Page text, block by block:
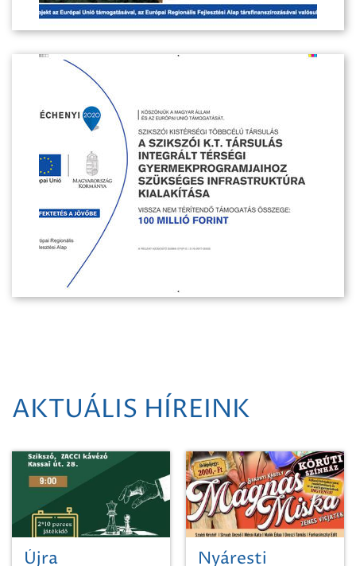
AKTUÁLIS HÍREINK
Újra
Nyáresti